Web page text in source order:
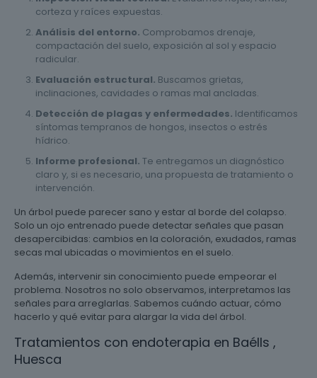
corteza y raíces expuestas.
Análisis del entorno. Comprobamos drenaje,
compactación del suelo, exposición al sol y espacio
radicular.
Evaluación estructural. Buscamos grietas,
inclinaciones, cavidades o ramas mal ancladas.
Detección de plagas y enfermedades. Identificamos
síntomas tempranos de hongos, insectos o estrés
hídrico.
Informe profesional. Te entregamos un diagnóstico
claro y, si es necesario, una propuesta de tratamiento o
intervención.
Un árbol puede parecer sano y estar al borde del colapso.
Solo un ojo entrenado puede detectar señales que pasan
desapercibidas: cambios en la coloración, exudados, ramas
secas mal ubicadas o movimientos en el suelo.
Además, intervenir sin conocimiento puede empeorar el
problema. Nosotros no solo observamos, interpretamos las
señales para arreglarlas. Sabemos cuándo actuar, cómo
hacerlo y qué evitar para alargar la vida del árbol.
Tratamientos con endoterapia en Baélls ,
Huesca